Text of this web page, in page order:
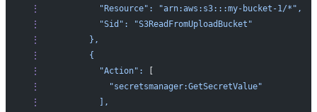
⋮
            "Resource":
"arn:aws:s3:::my-bucket-1/*",
⋮
            "Sid":
"S3ReadFromUploadBucket"
⋮
          },
⋮
          {
⋮
            "Action":
⋮
              "secretsmanager:GetSecretValue"
⋮
            ],